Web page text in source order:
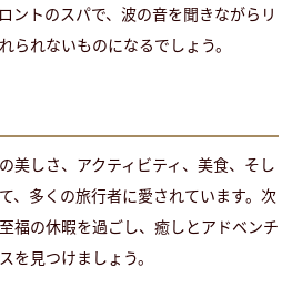
ントのスパで、波の音を聞きながらリ
られないものになるでしょう。
美しさ、アクティビティ、美食、そし
、多くの旅行者に愛されています。次
福の休暇を過ごし、癒しとアドベンチ
を見つけましょう。